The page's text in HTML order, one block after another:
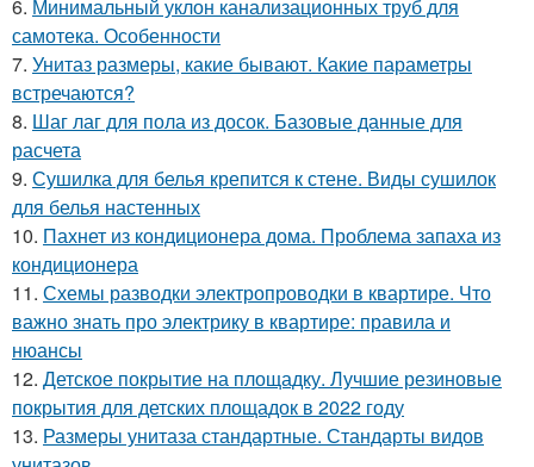
6. Минимальный уклон канализационных труб для
самотека. Особенности
7. Унитаз размеры, какие бывают. Какие параметры
встречаются?
8. Шаг лаг для пола из досок. Базовые данные для
расчета
9. Сушилка для белья крепится к стене. Виды сушилок
для белья настенных
10. Пахнет из кондиционера дома. Проблема запаха из
кондиционера
11. Схемы разводки электропроводки в квартире. Что
важно знать про электрику в квартире: правила и
нюансы
12. Детское покрытие на площадку. Лучшие резиновые
покрытия для детских площадок в 2022 году
13. Размеры унитаза стандартные. Стандарты видов